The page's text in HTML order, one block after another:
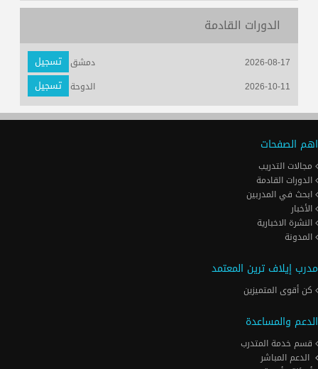
الدورات القادمة
2026-08-17 دمشق تسجيل
2026-10-11 الدوحة تسجيل
اهم الصفحات
مجالات التدريب
الدورات القادمة
ابحث في المدربين
الأخبار
النشرة الاخبارية
المدونة
مدرب إيلاف ترين المعتمد
كن أقوى المتميزين
الدعم والمساعدة
قسم خدمة المتدرب
الدعم المباشر